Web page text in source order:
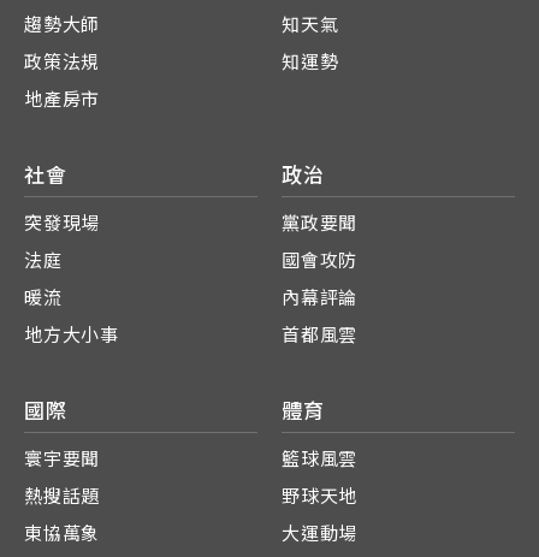
趨勢大師
政策法規
地產房市
知天氣
知運勢
社會
突發現場
法庭
暖流
地方大小事
政治
黨政要聞
國會攻防
內幕評論
首都風雲
國際
寰宇要聞
熱搜話題
東協萬象
體育
籃球風雲
野球天地
大運動場